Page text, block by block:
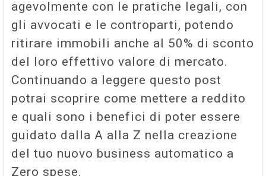
agevolmente con le pratiche legali, con
gli avvocati e le controparti, potendo
ritirare immobili anche al 50% di sconto
del loro effettivo valore di mercato.
Continuando a leggere questo post
potrai scoprire come mettere a reddito
e quali sono i benefici di poter essere
guidato dalla A alla Z nella creazione
del tuo nuovo business automatico a
Zero spese.